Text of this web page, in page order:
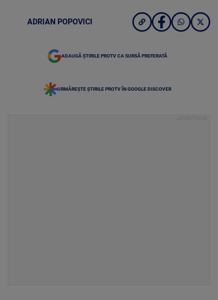
ADRIAN POPOVICI
ADAUGĂ ȘTIRILE PROTV CA SURSĂ PREFERATĂ
URMĂREȘTE ȘTIRILE PROTV ÎN GOOGLE DISCOVER